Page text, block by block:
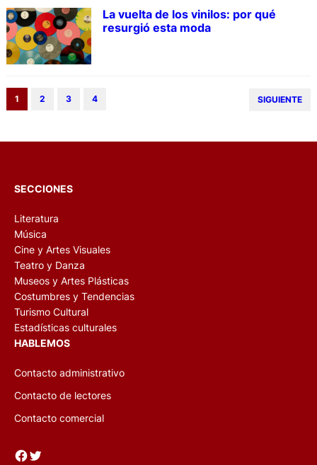
La vuelta de los vinilos: por qué
resurgió esta moda
1 2 3 4 SIGUIENTE
SECCIONES
Literatura
Música
Cine y Artes Visuales
Teatro y Danza
Museos y Artes Plásticas
Costumbres y Tendencias
Turismo Cultural
Estadísticas culturales
HABLEMOS
Contacto administrativo
Contacto de lectores
Contacto comercial
Facebook Twitter